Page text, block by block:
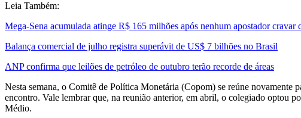
Leia Também:
Mega-Sena acumulada atinge R$ 165 milhões após nenhum apostador cravar
Balança comercial de julho registra superávit de US$ 7 bilhões no Brasil
ANP confirma que leilões de petróleo de outubro terão recorde de áreas
Nesta semana, o Comitê de Política Monetária (Copom) se reúne novamente
encontro. Vale lembrar que, na reunião anterior, em abril, o colegiado optou
Médio.